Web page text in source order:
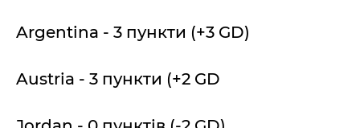
Argentina - 3 пункти (+3 GD)
Austria - 3 пункти (+2 GD